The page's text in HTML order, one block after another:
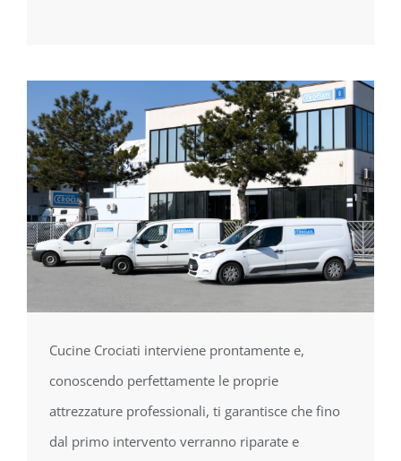
Cucine Crociati interviene prontamente e,
conoscendo perfettamente le proprie
attrezzature professionali, ti garantisce che fino
dal primo intervento verranno riparate e